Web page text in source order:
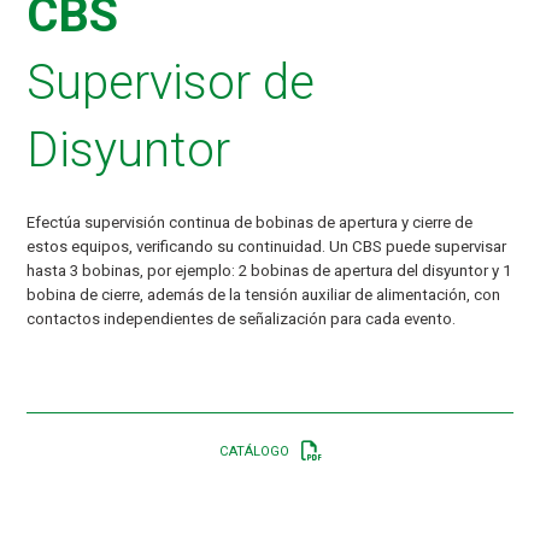
CBS
Supervisor de
Disyuntor
Efectúa supervisión continua de bobinas de apertura y cierre de
estos equipos, verificando su continuidad. Un CBS puede supervisar
hasta 3 bobinas, por ejemplo: 2 bobinas de apertura del disyuntor y 1
bobina de cierre, además de la tensión auxiliar de alimentación, con
contactos independientes de señalización para cada evento.
CATÁLOGO